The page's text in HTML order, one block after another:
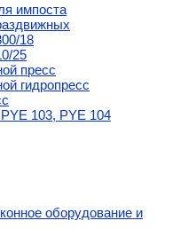
импоста
18
25
пресс
гидропресс
103, PYE 104
оборудование и